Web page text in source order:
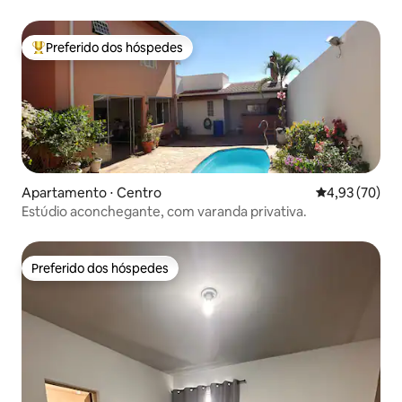
Entre os melhores preferidos dos hóspedes
Preferido dos hóspedes
Apartamento ⋅ Centro 4,93 de uma
4,93 (70)
Estúdio aconchegante, com varanda privativa.
Preferido dos hóspedes
Preferido dos hóspedes